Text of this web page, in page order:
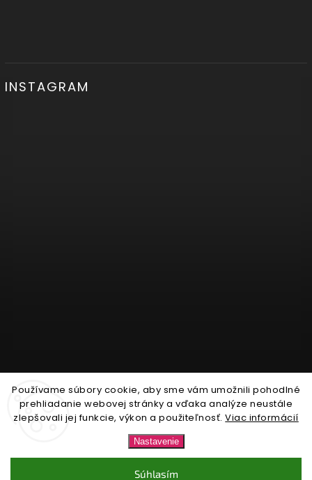
Používame súbory cookie, aby sme vám umožnili pohodlné
prehliadanie webovej stránky a vďaka analýze neustále
zlepšovali jej funkcie, výkon a použiteľnosť.Viac informácií
Nastavenie
Súhlasím
INSTAGRAM
Sledovať na Instagrame
Nonari.sk. Všetky práva vyhradené.
Upraviť nastavenie cookies